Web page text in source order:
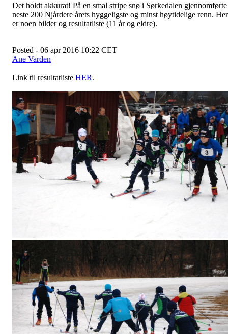
Det holdt akkurat! På en smal stripe snø i Sørkedalen gjennomførte
neste 200 Njårdere årets hyggeligste og minst høytidelige renn. Her
er noen bilder og resultatliste (11 år og eldre).
Posted - 06 apr 2016 10:22 CET
Ane Varden
Link til resultatliste HER.